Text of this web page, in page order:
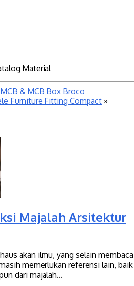
Material
& MCB Box Broco
Furniture Fitting Compact »
Majalah Arsitektur
akan ilmu, yang selain membaca
memerlukan referensi lain, baik
dari majalah...